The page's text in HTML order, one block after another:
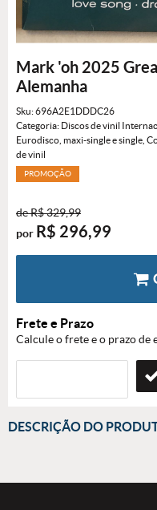
Mark 'oh 2025
Alemanha
Sku:696A2E1DDDC26
Categoria: Discos de vinil
Eurodisco maxi-single e single
de vinil
PROMOÇÃO
deR$ 329,99
por R$ 296,99
Frete e Prazo
Calcule o frete e o prazo de
DESCRIÇÃO DO